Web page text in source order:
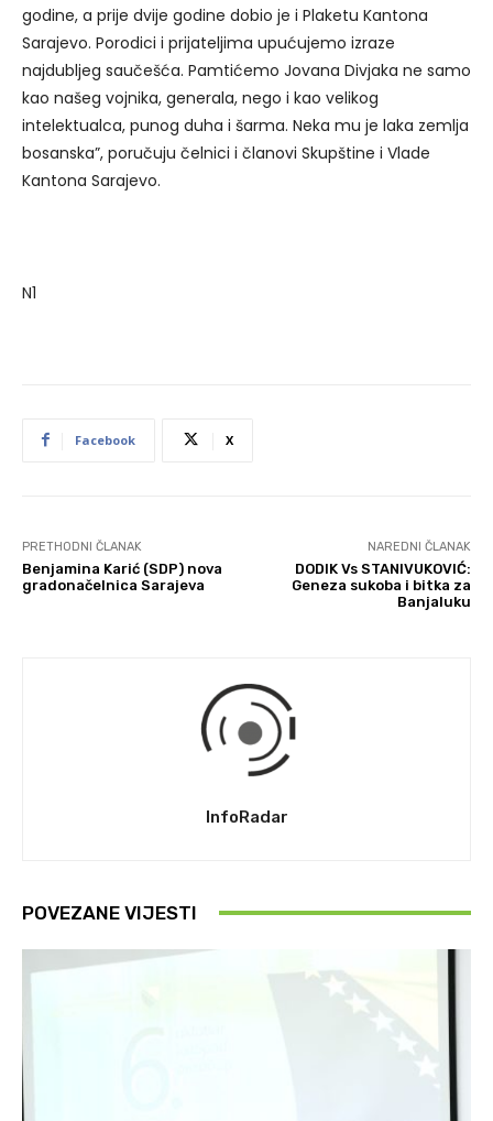
godine, a prije dvije godine dobio je i Plaketu Kantona
Sarajevo. Porodici i prijateljima upućujemo izraze
najdubljeg saučešća. Pamtićemo Jovana Divjaka ne samo
kao našeg vojnika, generala, nego i kao velikog
intelektualca, punog duha i šarma. Neka mu je laka zemlja
bosanska”, poručuju čelnici i članovi Skupštine i Vlade
Kantona Sarajevo.
N1
Facebook X
PRETHODNI ČLANAK
Benjamina Karić (SDP) nova
gradonačelnica Sarajeva
NAREDNI ČLANAK
DODIK Vs STANIVUKOVIĆ:
Geneza sukoba i bitka za
Banjaluku
InfoRadar
POVEZANE VIJESTI